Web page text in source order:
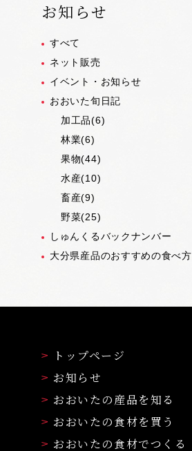
お知らせ
すべて
ネット販売
イベント・お知らせ
おおいた旬日記
加工品(6)
林業(6)
果物(44)
水産(10)
畜産(9)
野菜(25)
しゅんくるバックナンバー
大分県産品のおすすめの食べ方
トップページ
お知らせ
おおいたの産品を知る
おおいたの食材を買う
おおいたの食材でつくる